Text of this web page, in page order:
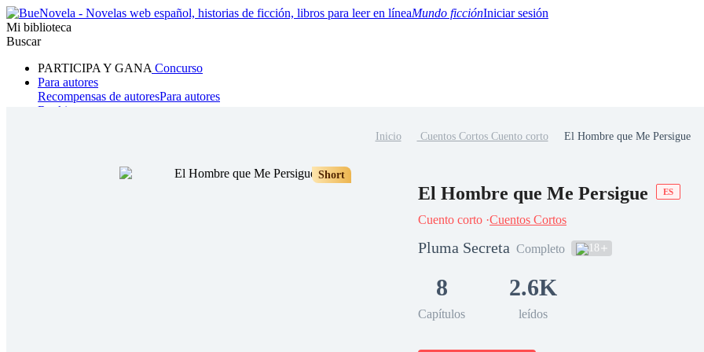
Mundo ficciónIniciar sesión
Mi biblioteca
Buscar
PARTICIPA Y GANA Concurso
Para autores
Recompensas de autoresPara autores
Ranking
Hombre lobo Mafia Sistema Fantasía UrbanoLGBTQ+
Inicio Cuentos Cortos Cuento corto El Hombre que Me Persigue
Short
El Hombre que Me Persigue ES
Cuento corto ·Cuentos Cortos
Pluma Secreta Completo 18
8
Capítulos
2.6K
leídos